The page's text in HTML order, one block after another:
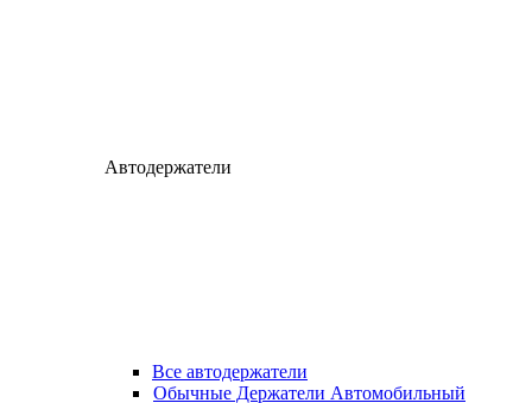
Автодержатели
Все автодержатели
Обычные Держатели Автомобильный